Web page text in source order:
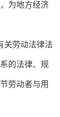
为地方经济
关劳动法律法
的法律、规
劳动者与用